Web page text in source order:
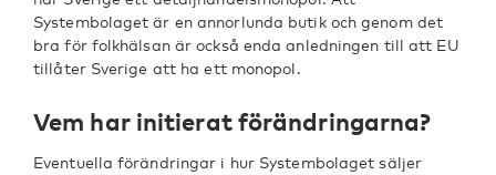
Systembolaget är en annorlunda butik och genom det
bra för folkhälsan är också enda anledningen till att EU
tillåter Sverige att ha ett monopol.
Vem har initierat förändringarna?
Eventuella förändringar i hur Systembolaget säljer